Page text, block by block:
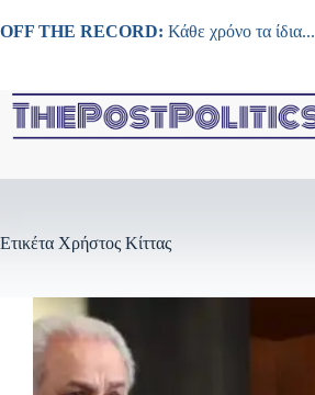
στο
OFF THE RECORD: Κάθε χρόνο τα ίδια...
Ετικέτα Χρήστος Κίττας